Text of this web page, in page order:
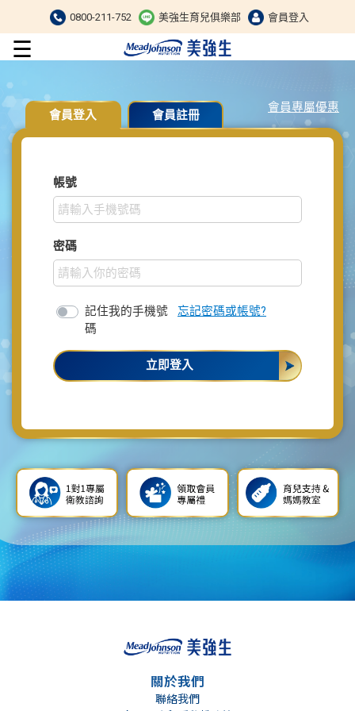
0800-211-752 美強生育兒俱樂部 會員登入
☰
會員專屬優惠
會員登入 會員註冊
帳號
密碼
記住我的手機號
碼
忘記密碼或帳號?
立即登入
關於我們
聯絡我們